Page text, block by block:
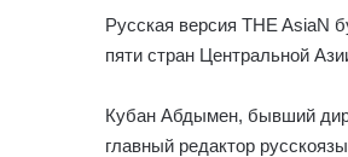
Русская версия THE AsiaN
пяти стран Центральной
Кубан Абдымен, бывший
главный редактор